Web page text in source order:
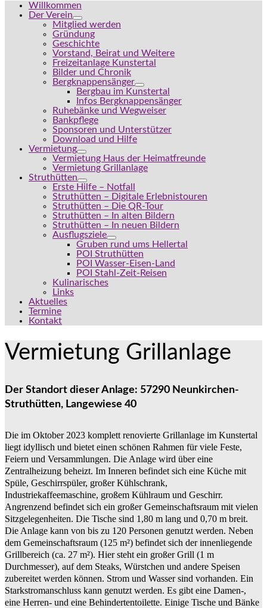
Willkommen
Der Verein
Mitglied werden
Gründung
Geschichte
Vorstand, Beirat und Weitere
Freizeitanlage Kunstertal
Bilder und Chronik
Bergknappensänger
Bergbau im Kunstertal
Infos Bergknappensänger
Ruhebänke und Wegweiser
Bankpflege
Sponsoren und Unterstützer
Download und Hilfe
Vermietung
Vermietung Haus der Heimatfreunde
Vermietung Grillanlage
Struthütten
Erste Hilfe – Notfall
Struthütten – Digitale Erlebnistouren
Struthütten – Die QR-Tour
Struthütten – In alten Bildern
Struthütten – In neuen Bildern
Ausflugsziele
Gruben rund ums Hellertal
POI Struthütten
POI Wasser-Eisen-Land
POI Stahl-Zeit-Reisen
Kulinarisches
Links
Aktuelles
Termine
Kontakt
Vermietung Grillanlage
Der Standort dieser Anlage: 57290 Neunkirchen-
Struthütten, Langewiese 40
Die im Oktober 2023 komplett renovierte Grillanlage im Kunstertal
liegt idyllisch und bietet einen schönen Rahmen für viele Feste,
Feiern und Versammlungen. Die Anlage wird über eine
Zentralheizung beheizt. Im Inneren befindet sich eine Küche mit
Spüle, Geschirrspüler, großer Kühlschrank,
Industriekaffeemaschine, großem Kühlraum und Geschirr.
Angrenzend befindet sich ein großer Gemeinschaftsraum mit vielen
Sitzgelegenheiten. Die Tische sind 1,80 m lang und 0,70 m breit.
Die Anlage kann von bis zu 120 Personen genutzt werden. Neben
dem Gemeinschaftsraum (125 m²) befindet sich der innenliegende
Grillbereich (ca. 27 m²). Hier steht ein großer Grill (1 m
Durchmesser), auf dem Steaks, Würstchen und andere Speisen
zubereitet werden können. Strom und Wasser sind vorhanden. Ein
Starkstromanschluss kann genutzt werden. Es gibt eine Damen-,
eine Herren- und eine Behindertentoilette. Einige Tische und Bänke